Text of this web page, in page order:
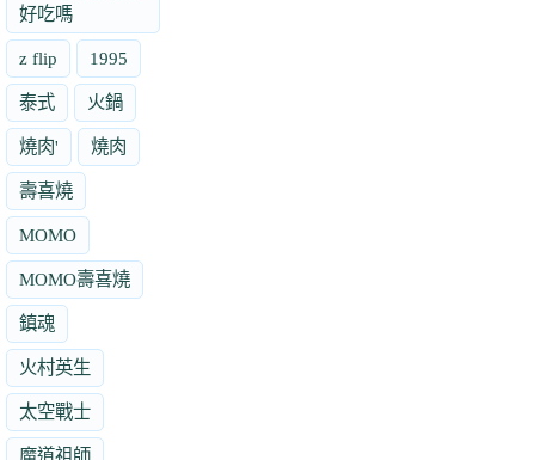
好吃嗎
z flip 1995
泰式 火鍋
燒肉' 燒肉
壽喜燒
MOMO
MOMO壽喜燒
鎮魂
火村英生
太空戰士